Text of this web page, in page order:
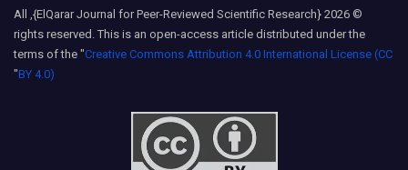
© 2026 {ElQarar Journal for Peer-Reviewed Scientific Research}, All
rights reserved. This is an open-access article distributed under the
terms of the "Creative Commons Attribution 4.0 International License (CC
BY 4.0)
"